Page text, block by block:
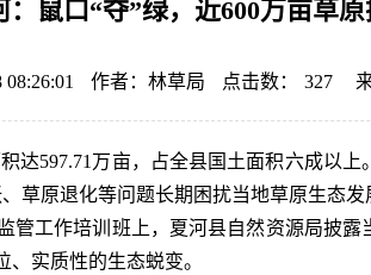
：鼠口“夺”绿，近600万亩草
作者：林草局 点击数： 327
达597.71万亩，占全县国土面积六成以
草原退化等问题长期困扰当地草原生态发
管工作培训班上，夏河县自然资源局披
实质性的生态蜕变。